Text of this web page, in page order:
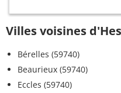
Villes voisines
Bérelles (59740)
Beaurieux (59740)
Eccles (59740)